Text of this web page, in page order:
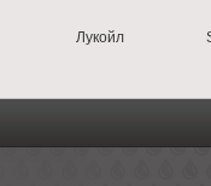
Лукойл